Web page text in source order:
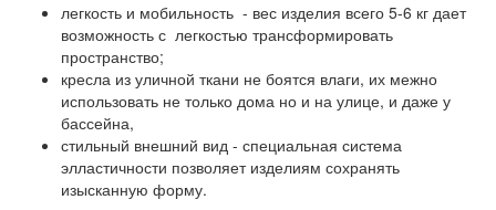
легкость и мобильность - вес изделия всего 5-6 кг дает
возможность с легкостью трансформировать
пространство;
кресла из уличной ткани не боятся влаги, их межно
использовать не только дома но и на улице, и даже у
бассейна,
стильный внешний вид - специальная система
элластичности позволяет изделиям сохранять
изысканную форму.